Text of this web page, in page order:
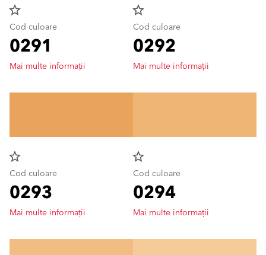
star_border
Cod culoare
0291
Mai multe informații
star_border
Cod culoare
0292
Mai multe informații
star_border
Cod culoare
0293
Mai multe informații
star_border
Cod culoare
0294
Mai multe informații